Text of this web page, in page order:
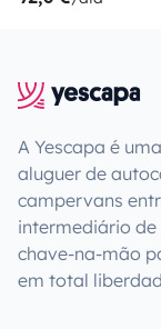
A Yescapa é
aluguer de
campervans
intermediário
chave-na-mão
em total